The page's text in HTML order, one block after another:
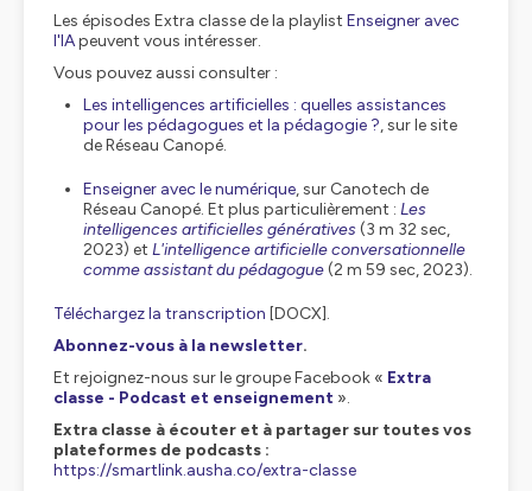
Les épisodes Extra classe de la playlist Enseigner avec
l'IApeuvent vous intéresser.
Vous pouvez aussi consulter :
Les intelligences artificielles : quelles assistances
pour les pédagogues et la pédagogie ?, sur le site
de Réseau Canopé.
Enseigner avec le numérique, sur Canotech de
Réseau Canopé. Et plus particulièrement : Les
intelligences artificielles génératives(3 m 32 sec,
2023) et L'intelligence artificielle conversationnelle
comme assistant du pédagogue(2 m 59 sec, 2023).
Téléchargez la transcription [DOCX].
Abonnez-vous à la newsletter.
Et rejoignez-nous sur le groupe Facebook « Extra
classe - Podcast et enseignement ».
Extra classe à écouter et à partager sur toutes vos
plateformes de podcasts :
https://smartlink.ausha.co/extra-classe